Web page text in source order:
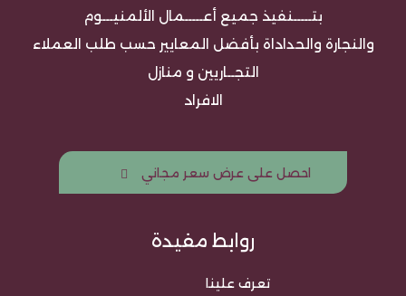
بتـــــنفيذ جميع أعـــــمال الألمنيـــوم
والنجارة والحداداة بأفضل المعايير حسب طلب العملاء
التجــاريين و منازل
الافراد
احصل على عرض سعر مجاني
روابط مفيدة
تعرف علينا